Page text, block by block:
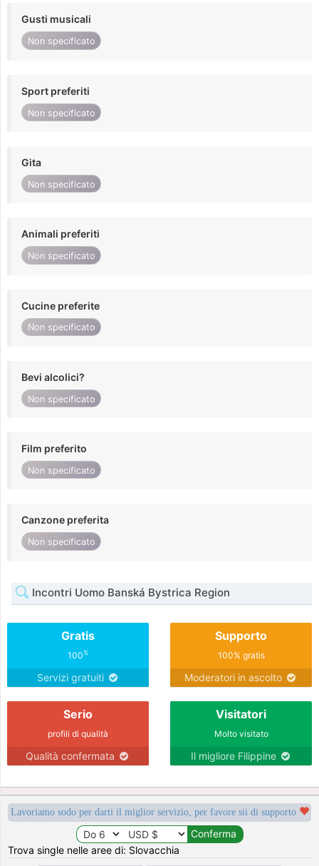
Gusti musicali
Non specificato
Sport preferiti
Non specificato
Gita
Non specificato
Animali preferiti
Non specificato
Cucine preferite
Non specificato
Bevi alcolici?
Non specificato
Film preferito
Non specificato
Canzone preferita
Non specificato
Incontri Uomo Banská Bystrica Region
Gratis
100%
Servizi gratuiti
Supporto
100% gratis
Moderatori in ascolto
Serio
profili di qualità
Qualità confermata
Visitatori
Molto visitato
Il migliore Filippine
Lavoriamo sodo per darti il miglior servizio, per favore sii di supporto
Trova single nelle aree di: Slovacchia